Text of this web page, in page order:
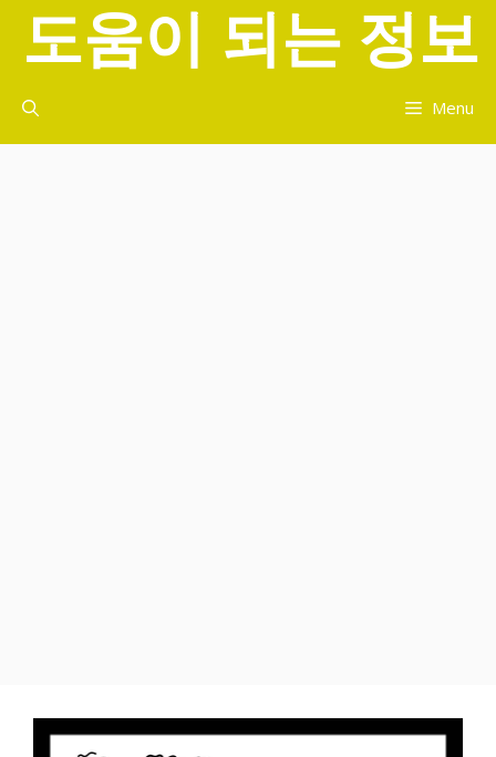
너
도움이 되는 정보
Menu